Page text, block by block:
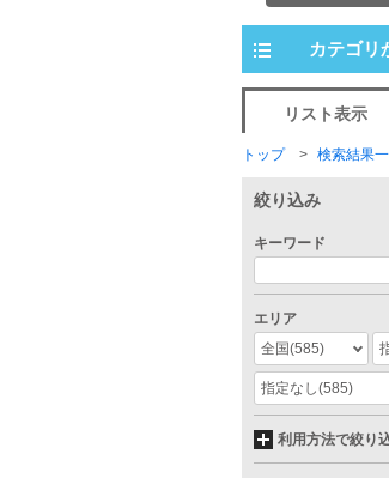
カテゴリ
リスト表示
トップ 検索結果
絞り込み
キーワード
エリア
全国(585)
指定なし(585)
利用方法で絞り